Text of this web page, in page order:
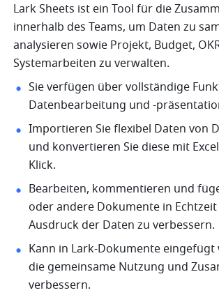
Lark Sheets ist ein Tool für die
innerhalb des Teams, um Daten zu
analysieren sowie Projekt, Budget,
Systemarbeiten zu verwalten.
Sie verfügen über vollständige
Datenbearbeitung und -
Importieren Sie flexibel Daten von
und konvertieren Sie diese mit
Klick.
Bearbeiten, kommentieren und
oder andere Dokumente in
Ausdruck der Daten zu verbessern.
Kann in Lark-Dokumente eingefügt
die gemeinsame Nutzung und
verbessern.